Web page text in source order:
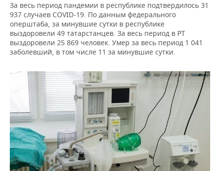
За весь период пандемии в республике подтвердилось 31
937 случаев COVID-19. По данным федерального
оперштаба, за минувшие сутки в республике
выздоровели 49 татарстанцев. За весь период в РТ
выздоровели 25 869 человек. Умер за весь период 1 041
заболевший, в том числе 11 за минувшие сутки.